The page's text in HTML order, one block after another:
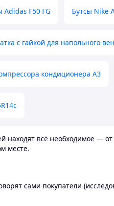
Adidas F50 FG Бутсы Nike
с гайкой для напольного
кондиционера А3
всё необходимое —
месте.
сами покупатели